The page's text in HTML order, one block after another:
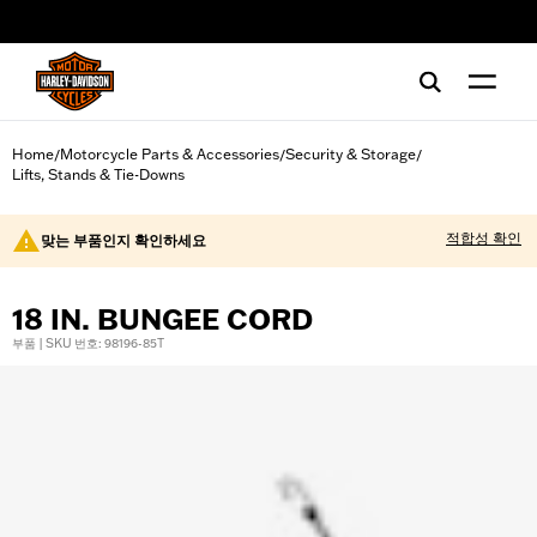
Home/Motorcycle Parts & Accessories/Security & Storage/
Lifts, Stands & Tie-Downs
맞는 부품인지 확인하세요 적합성 확인
18 IN. BUNGEE CORD
부품 | SKU 번호: 98196-85T